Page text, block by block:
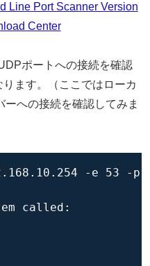
Line Port Scanner Version
Center
ポートへの接続を確認
ます。（ここではローカ
への接続を確認してみま
-e 53 -p
called: